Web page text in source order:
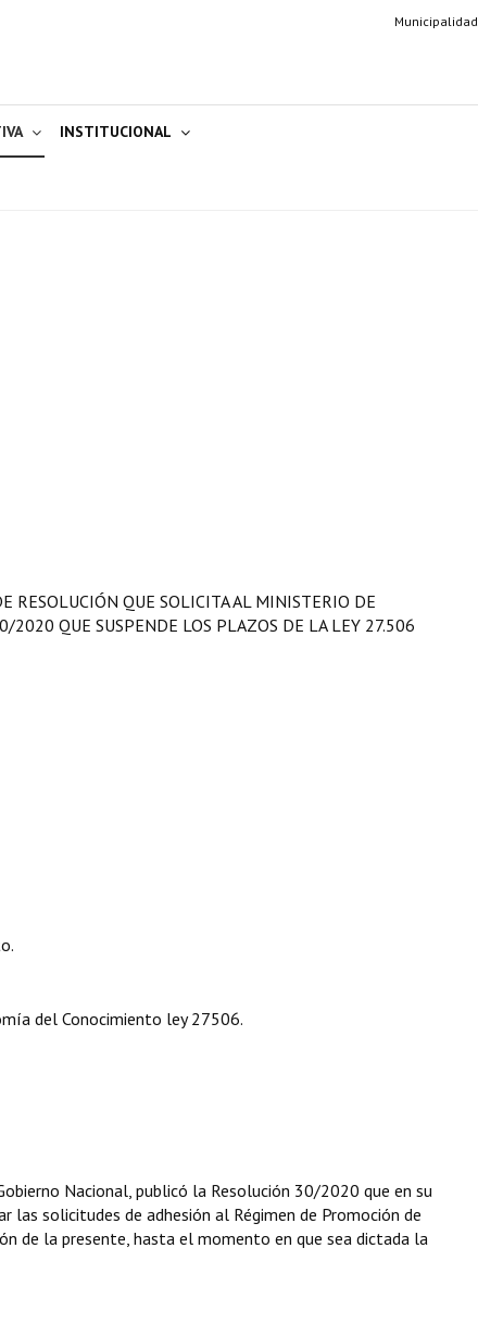
Municipalidad
INSTITUCIONAL
RESOLUCIÓN QUE SOLICITA AL MINISTERIO DE
2020 QUE SUSPENDE LOS PLAZOS DE LA LEY 27.506
del Conocimiento ley 27506.
Nacional, publicó la Resolución 30/2020 que en su
las solicitudes de adhesión al Régimen de Promoción de
de la presente, hasta el momento en que sea dictada la